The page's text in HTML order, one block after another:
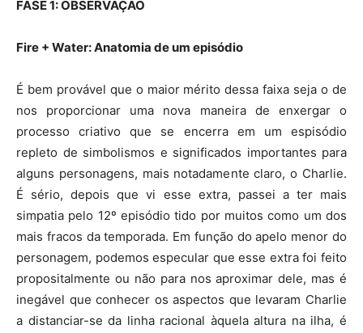
FASE 1: OBSERVAÇÃO
Fire + Water: Anatomia de um episódio
É bem provável que o maior mérito dessa faixa seja o de
nos proporcionar uma nova maneira de enxergar o
processo criativo que se encerra em um espisódio
repleto de simbolismos e significados importantes para
alguns personagens, mais notadamente claro, o Charlie.
É sério, depois que vi esse extra, passei a ter mais
simpatia pelo 12º episódio tido por muitos como um dos
mais fracos da temporada. Em função do apelo menor do
personagem, podemos especular que esse extra foi feito
propositalmente ou não para nos aproximar dele, mas é
inegável que conhecer os aspectos que levaram Charlie
a distanciar-se da linha racional àquela altura na ilha, é